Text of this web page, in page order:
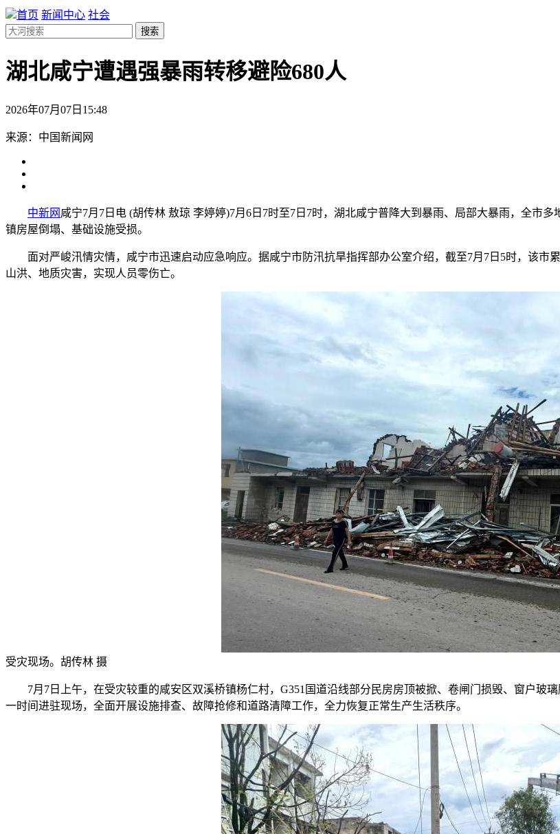
首页 新闻中心 社会
搜索
湖北咸宁遭遇强暴雨转移避险680人
2026年07月07日15:48
来源：中国新闻网
中新网 咸宁7月7日电 (胡传林 敖琼 李婷婷)7月6日7时至7日7时，湖北咸宁普降大到暴雨、局部大暴雨，全市
镇房屋倒塌、基础设施受损。
面对严峻汛情灾情，咸宁市迅速启动应急响应。据咸宁市防汛抗旱指挥部办公室介绍，截至7月7日5时，该市
山洪、地质灾害，实现人员零伤亡。
受灾现场。胡传林 摄
7月7日上午，在受灾较重的咸安区双溪桥镇杨仁村，G351国道沿线部分民房房顶被掀、卷闸门损毁、窗户玻
一时间进驻现场，全面开展设施排查、故障抢修和道路清障工作，全力恢复正常生产生活秩序。